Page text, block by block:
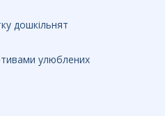
дошкільнят
улюблених